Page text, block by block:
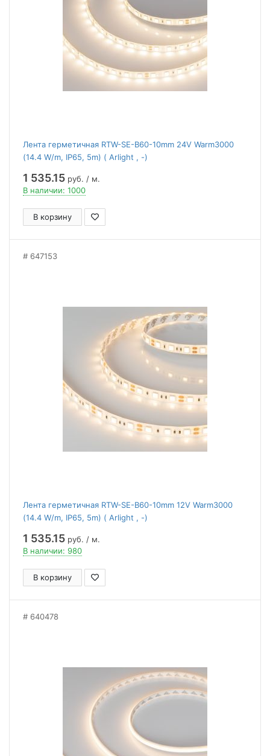
Лента герметичная RTW-SE-B60-10mm 24V Warm3000
(14.4 W/m, IP65, 5m) ( Arlight , -)
1 535.15 руб. / м.
В наличии: 1000
В корзину
647153
Лента герметичная RTW-SE-B60-10mm 12V Warm3000
(14.4 W/m, IP65, 5m) ( Arlight , -)
1 535.15 руб. / м.
В наличии: 980
В корзину
640478